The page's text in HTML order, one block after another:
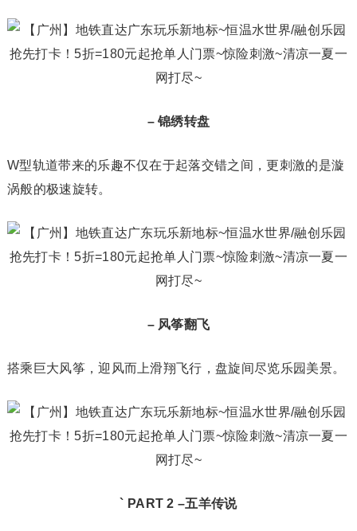
– 锦绣转盘
W型轨道带来的乐趣不仅在于起落交错之间，更刺激的是漩
涡般的极速旋转。
– 风筝翻飞
搭乘巨大风筝，迎风而上滑翔飞行，盘旋间尽览乐园美景。
` PART 2 –五羊传说